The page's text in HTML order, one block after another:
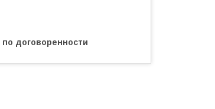
по договоренности